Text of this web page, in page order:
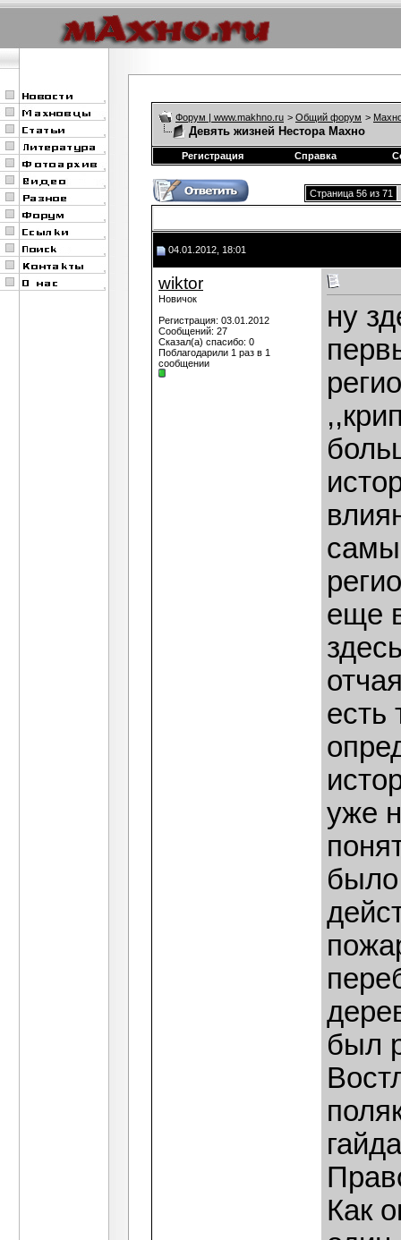
Форум | www.makhno.ru > Общий форум >
Девять жизней Нестора Махно
Регистрация Справка
Страница 56 из 71
04.01.2012, 18:01
wiktor
Новичок
Регистрация: 03.01.2012
Сообщений: 27
Сказал(а) спасибо: 0
Поблагодарили 1 раз в 1
сообщении
ну
еще
есть
уже
было
был
Как